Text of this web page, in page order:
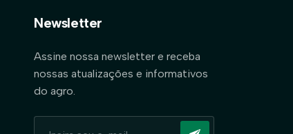
Newsletter
Assine nossa newsletter e receba
nossas atualizações e informativos
do agro.